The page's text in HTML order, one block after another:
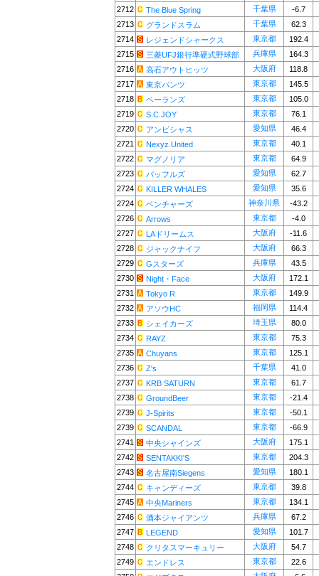
2712
The Blue Spring 千葉県
-6.7
2713
グランドスラム 千葉県
62.3
2714
レジェンドシャークス 東京都
192.4
2715
三菱UFJ銀行準硬式野球部 兵庫県
164.3
2716
高石アウトヒッツ 大阪府
118.8
2717
東京パンツ 東京都
145.5
2718
ベーランズ 東京都
105.0
2719
S.C.JOY 東京都
76.1
2720
アンビシャス 愛知県
46.4
2721
Nexyz.United 東京都
40.1
2722
マグノリア 東京都
64.9
2723
バッフルズ 愛知県
62.7
2724
KILLER WHALES 愛知県
35.6
2724
ベンチャーズ 神奈川県
-43.2
2726
Arrows 東京都
-4.0
2727
LAドリームス 大阪府
-11.6
2728
ジャックナイフ 大阪府
66.3
2729
Gスターズ 兵庫県
43.5
2730
Night・Face 大阪府
172.1
2731
Tokyo R 東京都
149.9
2732
アソウHC 福岡県
114.4
2733
シェイカーズ 埼玉県
80.0
2734
RAYZ 東京都
75.3
2735
Chuyans 東京都
125.1
2736
Z's 千葉県
41.0
2737
KRB SATURN 東京都
61.7
2738
GroundBeer 東京都
-21.4
2739
J-Spirits 東京都
-50.1
2739
SCANDAL 東京都
-66.9
2741
中央シャインズ 大阪府 175.1
2742
SENTAKKI'S 東京都
204.3
2743
名古屋南Siegens 愛知県
180.1
2744
キャンディーズ 東京都
39.8
2745
中央Mariners 東京都
134.1
2746
酒本ジャイアンツ 兵庫県
67.2
2747
LEGEND 愛知県
101.7
2748
クリタスマーキュリー 大阪府
54.7
2749
エンドレス 東京都
22.6